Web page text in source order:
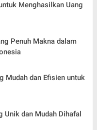
Menghasilkan Uang
Penuh Makna dalam
Mudah dan Efisien untuk
Unik dan Mudah Dihafal